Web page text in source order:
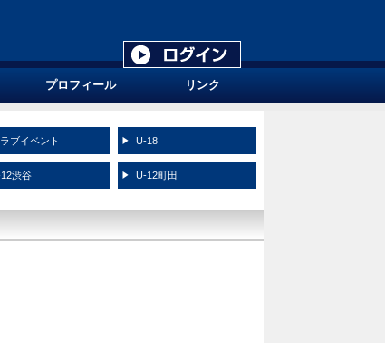
プロフィール リンク
ブイベント U-18
渋谷 U-12町田